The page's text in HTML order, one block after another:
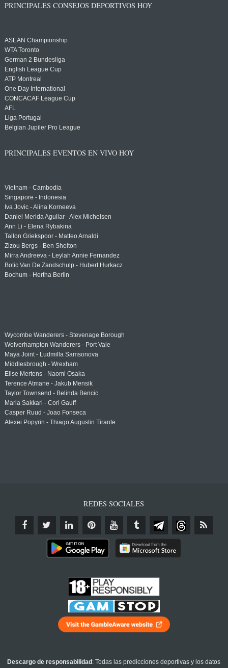
PRINCIPALES CONSEJOS DEPORTIVOS HOY
ASEAN Championship
WTA Toronto
German 2 Bundesliga
English League Cup
ATP Montreal
One Day International
CONCACAF League Cup
AFL
Liga Portugal
Belgian Jupiler Pro League
PRINCIPALES EVENTOS EN VIVO HOY
Vietnam - Cambodia
Singapore - Indonesia
Iva Jovic - Alina Korneeva
Daniel Merida Aguilar - Alex Michelsen
Ann Li - Elena Rybakina
Tallon Griekspoor - Matteo Arnaldi
Zizou Bergs - Ben Shelton
Mirra Andreeva - Leylah Annie Fernandez
Botic Van De Zandschulp - Hubert Hurkacz
Bochum - Hertha Berlin
Wycombe Wanderers - Stevenage Borough
Wolverhampton Wanderers - Port Vale
Maya Joint - Ludmilla Samsonova
Middlesbrough - Wrexham
Elise Mertens - Naomi Osaka
Terence Atmane - Jakub Mensik
Taylor Townsend - Belinda Bencic
Maria Sakkari - Cori Gauff
Casper Ruud - Joao Fonseca
Alexei Popyrin - Thiago Augustin Tirante
REDES SOCIALES
Descargo de responsabilidad : Todas las predicciones deportivas y los datos